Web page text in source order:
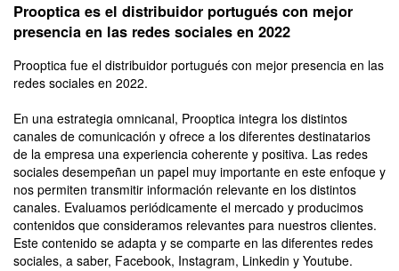
Prooptica es el distribuidor portugués con mejor
presencia en las redes sociales en 2022
Prooptica fue el distribuidor portugués con mejor presencia en las
redes sociales en 2022.
En una estrategia omnicanal, Prooptica integra los distintos
canales de comunicación y ofrece a los diferentes destinatarios
de la empresa una experiencia coherente y positiva. Las redes
sociales desempeñan un papel muy importante en este enfoque y
nos permiten transmitir información relevante en los distintos
canales. Evaluamos periódicamente el mercado y producimos
contenidos que consideramos relevantes para nuestros clientes.
Este contenido se adapta y se comparte en las diferentes redes
sociales, a saber, Facebook, Instagram, Linkedin y Youtube.